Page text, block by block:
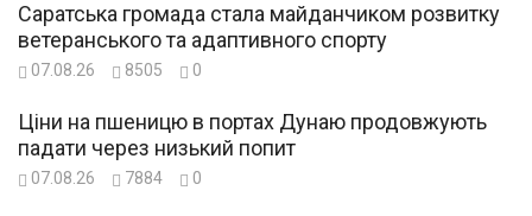
Саратська громада стала майданчиком розвитку
ветеранського та адаптивного спорту
07.08.26 8505 0
Ціни на пшеницю в портах Дунаю продовжують
падати через низький попит
07.08.26 7884 0